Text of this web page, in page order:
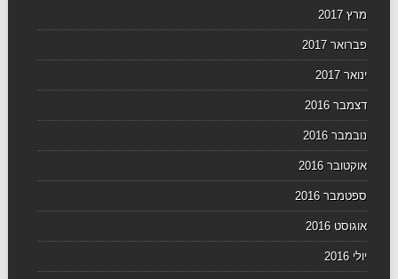
מרץ 2017
פברואר 2017
ינואר 2017
דצמבר 2016
נובמבר 2016
אוקטובר 2016
ספטמבר 2016
אוגוסט 2016
יולי 2016